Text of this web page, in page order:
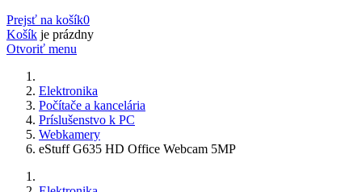
Prejsť na košík0
Košík je prázdny
Otvoriť menu
Elektronika
Počítače a kancelária
Príslušenstvo k PC
Webkamery
eStuff G635 HD Office Webcam 5MP